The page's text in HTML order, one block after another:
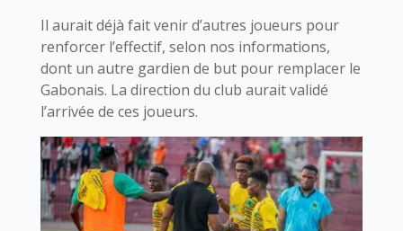
Il aurait déjà fait venir d’autres joueurs pour
renforcer l’effectif, selon nos informations,
dont un autre gardien de but pour remplacer le
Gabonais. La direction du club aurait validé
l’arrivée de ces joueurs.